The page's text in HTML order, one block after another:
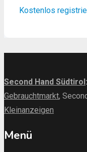
Kostenlos
Second Hand Südtirol:
Gebrauchtmarkt,
Kleinanzeigen
Menü